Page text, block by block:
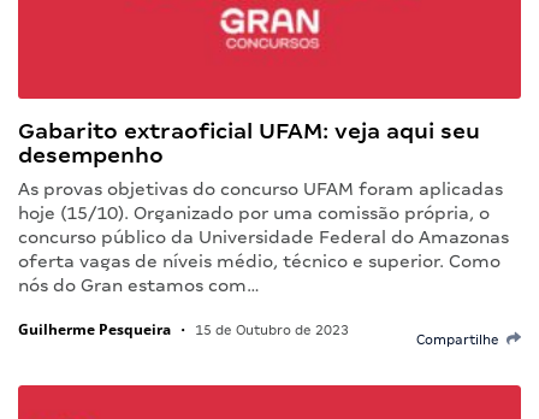
Gabarito extraoficial UFAM: veja aqui seu
desempenho
As provas objetivas do concurso UFAM foram aplicadas
hoje (15/10). Organizado por uma comissão própria, o
concurso público da Universidade Federal do Amazonas
oferta vagas de níveis médio, técnico e superior. Como
nós do Gran estamos com…
Guilherme Pesqueira • 15 de Outubro de 2023
Compartilhe